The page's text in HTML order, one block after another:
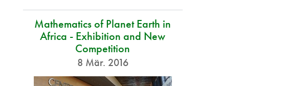
Mathematics of Planet Earth in
Africa - Exhibition and New
Competition
8 Mär. 2016